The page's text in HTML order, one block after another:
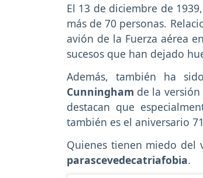
El 13 de diciembre de
más de 70 personas.
avión de la Fuerza aérea
sucesos que han dejado
Además, también ha
Cunningham de la
destacan que
también es el aniversario
Quienes tienen miedo del
parascevedecatriafobia.